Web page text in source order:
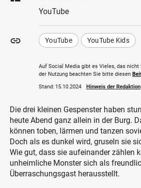
YouTube
insert_link YouTube YouTube Kids
Auf Social Media gibt es Vieles, das
der Nutzung beachten Sie bitte diesen
Stand: 15.10.2024 Hinweis der Redaktion
Die drei kleinen Gespenster haben
heute Abend ganz allein in der Burg.
können toben, lärmen und tanzen
Doch als es dunkel wird, gruseln sie
Wie gut, dass sie aufeinander zählen
unheimliche Monster sich als
Überraschungsgast herausstellt.